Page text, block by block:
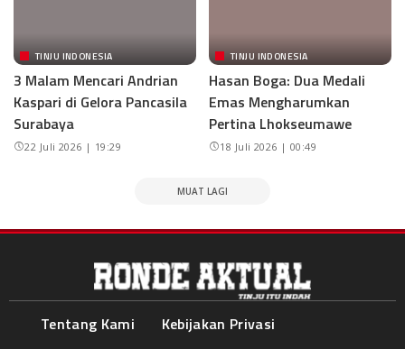
TINJU INDONESIA
3 Malam Mencari Andrian
Kaspari di Gelora Pancasila
Surabaya
22 Juli 2026 | 19:29
TINJU INDONESIA
Hasan Boga: Dua Medali
Emas Mengharumkan
Pertina Lhokseumawe
18 Juli 2026 | 00:49
MUAT LAGI
Tentang Kami Kebijakan Privasi